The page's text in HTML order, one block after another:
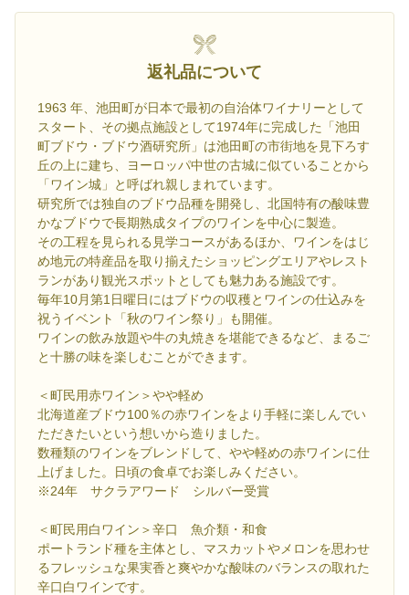
返礼品について
1963 年、池田町が日本で最初の自治体ワイナリーとして
スタート、その拠点施設として1974年に完成した「池田
町ブドウ・ブドウ酒研究所」は池田町の市街地を見下ろす
丘の上に建ち、ヨーロッパ中世の古城に似ていることから
「ワイン城」と呼ばれ親しまれています。
研究所では独自のブドウ品種を開発し、北国特有の酸味豊
かなブドウで長期熟成タイプのワインを中心に製造。
その工程を見られる見学コースがあるほか、ワインをはじ
め地元の特産品を取り揃えたショッピングエリアやレスト
ランがあり観光スポットとしても魅力ある施設です。
毎年10月第1日曜日にはブドウの収穫とワインの仕込みを
祝うイベント「秋のワイン祭り」も開催。
ワインの飲み放題や牛の丸焼きを堪能できるなど、まるご
と十勝の味を楽しむことができます。
＜町民用赤ワイン＞やや軽め
北海道産ブドウ100％の赤ワインをより手軽に楽しんでい
ただきたいという想いから造りました。
数種類のワインをブレンドして、やや軽めの赤ワインに仕
上げました。日頃の食卓でお楽しみください。
※24年 サクラアワード シルバー受賞
＜町民用白ワイン＞辛口 魚介類・和食
ポートランド種を主体とし、マスカットやメロンを思わせ
るフレッシュな果実香と爽やかな酸味のバランスの取れた
辛口白ワインです。